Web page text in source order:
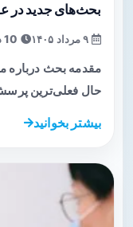
بحث‌های جدید در
مقدمه بحث درباره
حال فعلی‌ترین
بیشتر بخوانید